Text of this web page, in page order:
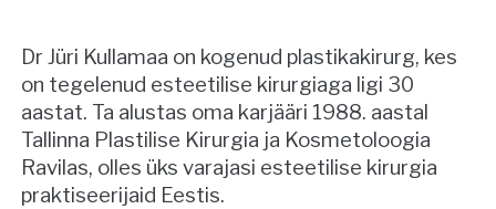
Dr Jüri Kullamaa on kogenud plastikakirurg, kes
on tegelenud esteetilise kirurgiaga ligi 30
aastat. Ta alustas oma karjääri 1988. aastal
Tallinna Plastilise Kirurgia ja Kosmetoloogia
Ravilas, olles üks varajasi esteetilise kirurgia
praktiseerijaid Eestis.